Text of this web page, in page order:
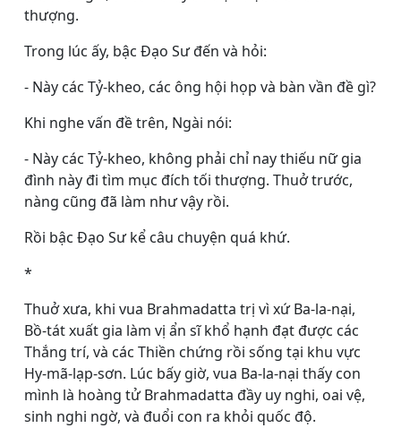
thượng.
Trong lúc ấy, bậc Ðạo Sư đến và hỏi:
- Này các Tỷ-kheo, các ông hội họp và bàn vần đề gì?
Khi nghe vấn đề trên, Ngài nói:
- Này các Tỷ-kheo, không phải chỉ nay thiếu nữ gia
đình này đi tìm mục đích tối thượng. Thuở trước,
nàng cũng đã làm như vậy rồi.
Rồi bậc Ðạo Sư kể câu chuyện quá khứ.
*
Thuở xưa, khi vua Brahmadatta trị vì xứ Ba-la-nại,
Bồ-tát xuất gia làm vị ẩn sĩ khổ hạnh đạt được các
Thắng trí, và các Thiền chứng rồi sống tại khu vực
Hy-mã-lạp-sơn. Lúc bấy giờ, vua Ba-la-nại thấy con
mình là hoàng tử Brahmadatta đầy uy nghi, oai vệ,
sinh nghi ngờ, và đuổi con ra khỏi quốc độ.